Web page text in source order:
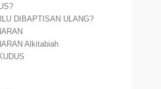
DIBAPTISAN ULANG?
Alkitabiah